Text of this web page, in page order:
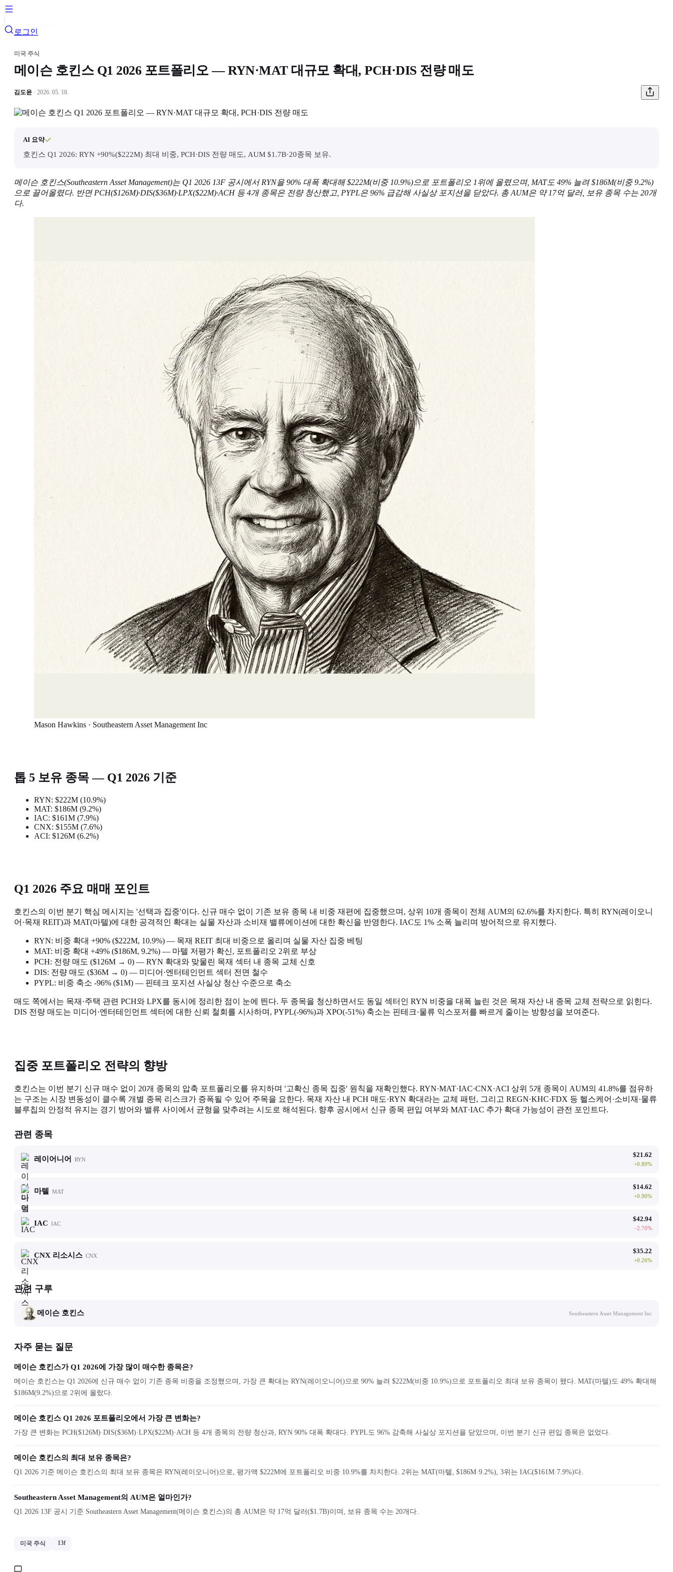
로그인
미국 주식
메이슨 호킨스 Q1 2026 포트폴리오 — RYN·MAT 대규모 확대, PCH·DIS 전량 매도
김도윤 · 2026. 05. 18.
AI 요약
호킨스 Q1 2026: RYN +90%($222M) 최대 비중, PCH·DIS 전량 매도, AUM $1.7B·20종목 보유.
메이슨 호킨스(Southeastern Asset Management)는 Q1 2026 13F 공시에서 RYN을 90% 대폭 확대해 $222M(비중 10.9%)으로 포트폴리오 1위에 올렸으며, MAT도 49% 늘려 $186M(비중 9.2%)
으로 끌어올렸다. 반면 PCH($126M)·DIS($36M)·LPX($22M)·ACH 등 4개 종목은 전량 청산했고, PYPL은 96% 급감해 사실상 포지션을 닫았다. 총 AUM은 약 17억 달러, 보유 종목 수는 20개
다.
Mason Hawkins · Southeastern Asset Management Inc
톱 5 보유 종목 — Q1 2026 기준
RYN: $222M (10.9%)
MAT: $186M (9.2%)
IAC: $161M (7.9%)
CNX: $155M (7.6%)
ACI: $126M (6.2%)
Q1 2026 주요 매매 포인트
호킨스의 이번 분기 핵심 메시지는 '선택과 집중'이다. 신규 매수 없이 기존 보유 종목 내 비중 재편에 집중했으며, 상위 10개 종목이 전체 AUM의 62.6%를 차지한다. 특히 RYN(레이오니
어·목재 REIT)과 MAT(마텔)에 대한 공격적인 확대는 실물 자산과 소비재 밸류에이션에 대한 확신을 반영한다. IAC도 1% 소폭 늘리며 방어적으로 유지했다.
RYN: 비중 확대 +90% ($222M, 10.9%) — 목재 REIT 최대 비중으로 올리며 실물 자산 집중 베팅
MAT: 비중 확대 +49% ($186M, 9.2%) — 마텔 저평가 확신, 포트폴리오 2위로 부상
PCH: 전량 매도 ($126M → 0) — RYN 확대와 맞물린 목재 섹터 내 종목 교체 신호
DIS: 전량 매도 ($36M → 0) — 미디어·엔터테인먼트 섹터 전면 철수
PYPL: 비중 축소 -96% ($1M) — 핀테크 포지션 사실상 청산 수준으로 축소
매도 쪽에서는 목재·주택 관련 PCH와 LPX를 동시에 정리한 점이 눈에 띈다. 두 종목을 청산하면서도 동일 섹터인 RYN 비중을 대폭 늘린 것은 목재 자산 내 종목 교체 전략으로 읽힌다.
DIS 전량 매도는 미디어·엔터테인먼트 섹터에 대한 신뢰 철회를 시사하며, PYPL(-96%)과 XPO(-51%) 축소는 핀테크·물류 익스포저를 빠르게 줄이는 방향성을 보여준다.
집중 포트폴리오 전략의 향방
호킨스는 이번 분기 신규 매수 없이 20개 종목의 압축 포트폴리오를 유지하며 '고확신 종목 집중' 원칙을 재확인했다. RYN·MAT·IAC·CNX·ACI 상위 5개 종목이 AUM의 41.8%를 점유하
는 구조는 시장 변동성이 클수록 개별 종목 리스크가 증폭될 수 있어 주목을 요한다. 목재 자산 내 PCH 매도·RYN 확대라는 교체 패턴, 그리고 REGN·KHC·FDX 등 헬스케어·소비재·물류
블루칩의 안정적 유지는 경기 방어와 밸류 사이에서 균형을 맞추려는 시도로 해석된다. 향후 공시에서 신규 종목 편입 여부와 MAT·IAC 추가 확대 가능성이 관전 포인트다.
관련 종목
레이어니어 RYN
$21.62
+0.89%
마텔 MAT
$14.62
+0.90%
IAC IAC
$42.94
−2.70%
CNX 리소시스 CNX
$35.22
+0.26%
관련 구루
메이슨 호킨스 Southeastern Asset Management Inc
자주 묻는 질문
메이슨 호킨스가 Q1 2026에 가장 많이 매수한 종목은?
메이슨 호킨스는 Q1 2026에 신규 매수 없이 기존 종목 비중을 조정했으며, 가장 큰 확대는 RYN(레이오니어)으로 90% 늘려 $222M(비중 10.9%)으로 포트폴리오 최대 보유 종목이 됐다. MAT(마텔)도 49% 확대해
$186M(9.2%)으로 2위에 올랐다.
메이슨 호킨스 Q1 2026 포트폴리오에서 가장 큰 변화는?
가장 큰 변화는 PCH($126M)·DIS($36M)·LPX($22M)·ACH 등 4개 종목의 전량 청산과, RYN 90% 대폭 확대다. PYPL도 96% 감축해 사실상 포지션을 닫았으며, 이번 분기 신규 편입 종목은 없었다.
메이슨 호킨스의 최대 보유 종목은?
Q1 2026 기준 메이슨 호킨스의 최대 보유 종목은 RYN(레이오니어)으로, 평가액 $222M에 포트폴리오 비중 10.9%를 차지한다. 2위는 MAT(마텔, $186M·9.2%), 3위는 IAC($161M·7.9%)다.
Southeastern Asset Management의 AUM은 얼마인가?
Q1 2026 13F 공시 기준 Southeastern Asset Management(메이슨 호킨스)의 총 AUM은 약 17억 달러($1.7B)이며, 보유 종목 수는 20개다.
미국 주식 13f